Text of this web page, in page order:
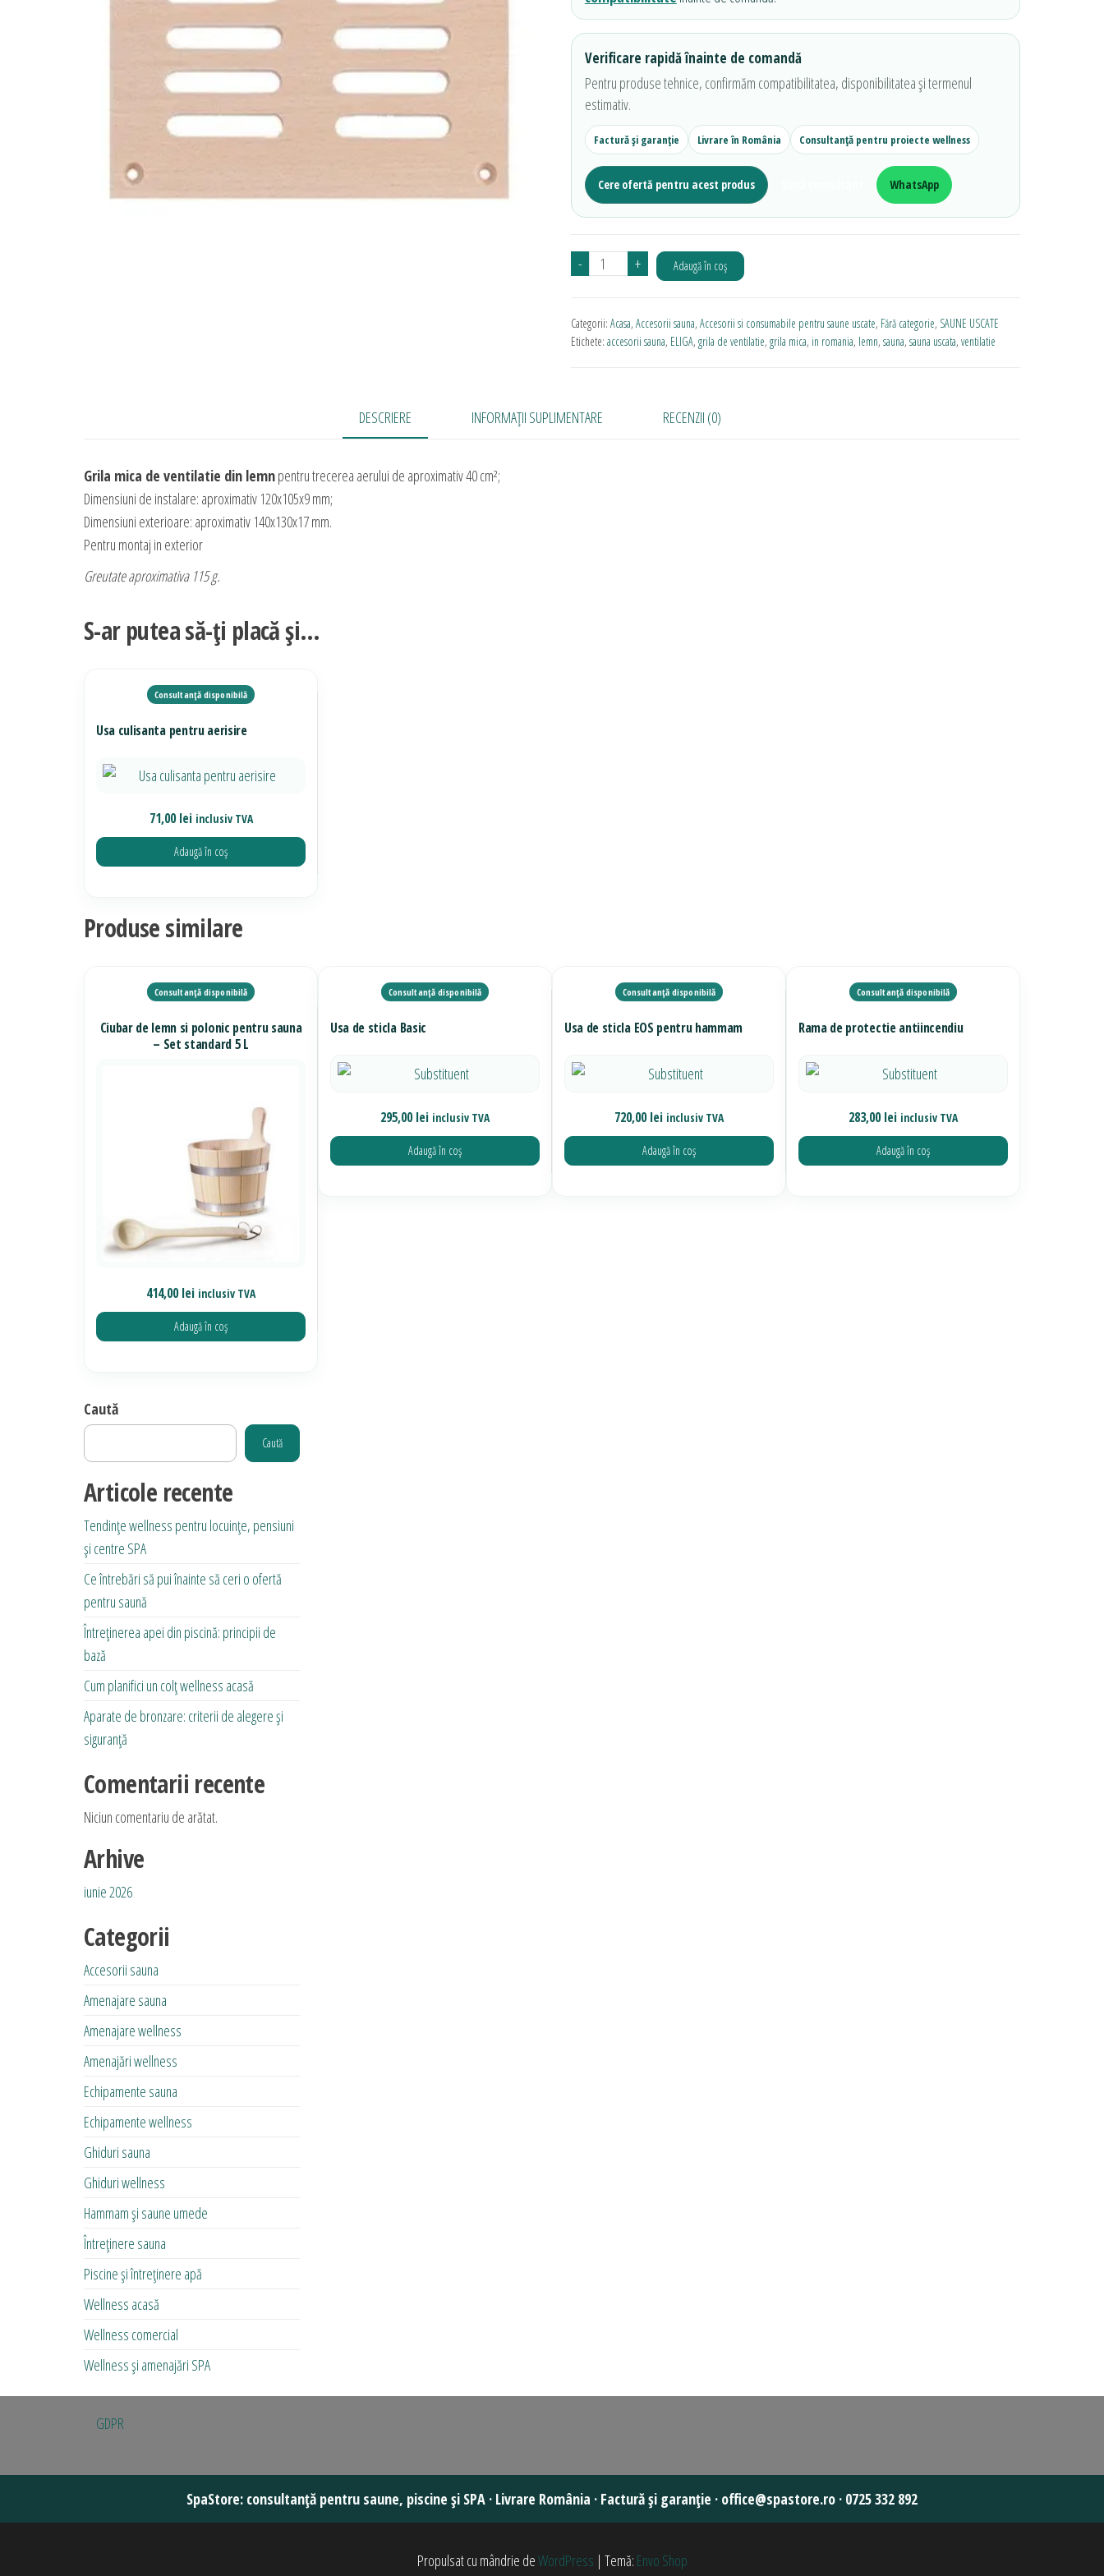
Verificare rapidă înainte de comandă
Pentru produse tehnice, confirmăm compatibilitatea, disponibilitatea și termenul
estimativ.
Factură și garanție Livrare în România Consultanță pentru proiecte wellness
Cere ofertă pentru acest produs WhatsApp
-
Cantitate
de
+ Adaugă în coș
Categorii: Acasa, Accesorii sauna, Accesorii si consumabile pentru saune uscate, Fără categorie, SAUNE USCATE
Etichete: accesorii sauna, ELIGA, grila de ventilatie, grila mica, in romania, lemn, sauna, sauna uscata, ventilatie
DESCRIERE INFORMAȚII SUPLIMENTARE RECENZII (0)
Grila mica de ventilatie din lemnpentru trecerea aerului de aproximativ 40cm²;
Dimensiuni de instalare: aproximativ 120x105x9 mm;
Dimensiuni exterioare: aproximativ 140x130x17 mm.
Pentru montaj in exterior
Greutate aproximativa 115 g.
S-ar putea să-ți placă și…
Usa culisanta pentru aerisire
71,00lei inclusiv TVA
Adaugă în coș
Produse similare
Ciubar de lemn si polonic pentru sauna
– Set standard 5 L
414,00lei inclusiv TVA
Adaugă în coș
Usa de sticla Basic
295,00lei inclusiv TVA
Adaugă în coș
Usa de sticla EOS pentru hammam
720,00lei inclusiv TVA
Adaugă în coș
Rama de protectie antiincendiu
283,00lei inclusiv TVA
Adaugă în coș
Caută
Caută
Articole recente
Tendințe wellness pentru locuințe, pensiuni
și centre SPA
Ce întrebări să pui înainte să ceri o ofertă
pentru saună
Întreținerea apei din piscină: principii de
bază
Cum planifici un colț wellness acasă
Aparate de bronzare: criterii de alegere și
siguranță
Comentarii recente
Niciun comentariu de arătat.
Arhive
iunie 2026
Categorii
Accesorii sauna
Amenajare sauna
Amenajare wellness
Amenajări wellness
Echipamente sauna
Echipamente wellness
Ghiduri sauna
Ghiduri wellness
Hammam și saune umede
Întreținere sauna
Piscine și întreținere apă
Wellness acasă
Wellness comercial
Wellness și amenajări SPA
GDPR
Propulsat cu mândrie deWordPress | Temă: Envo Shop